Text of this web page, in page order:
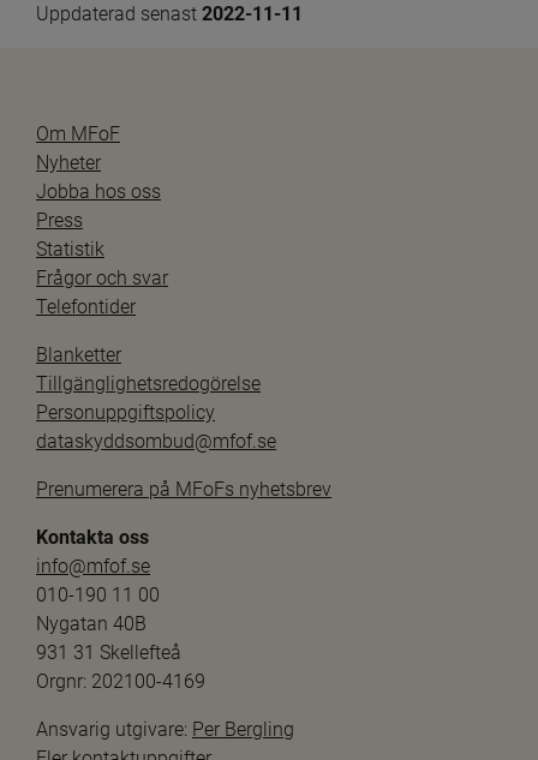
Uppdaterad senast 2022-11-11
Om MFoF
Nyheter
Jobba hos oss
Press
Statistik
Frågor och svar
Telefontider
Blanketter
Tillgänglighetsredogörelse
Personuppgiftspolicy
dataskyddsombud@mfof.se
Prenumerera på MFoFs nyhetsbrev
Kontakta oss
info@mfof.se
010-190 11 00
Nygatan 40B
931 31 Skellefteå
Orgnr: 202100-4169
Ansvarig utgivare: Per Bergling